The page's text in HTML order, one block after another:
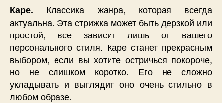
Каре. Классика жанра, которая всегда
актуальна. Эта стрижка может быть дерзкой или
простой, все зависит лишь от вашего
персонального стиля. Каре станет прекрасным
выбором, если вы хотите остричься покороче,
но не слишком коротко. Его не сложно
укладывать и выглядит оно очень стильно в
любом образе.